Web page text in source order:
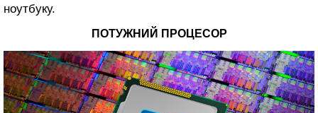
ноутбуку.
ПОТУЖНИЙ ПРОЦЕСОР